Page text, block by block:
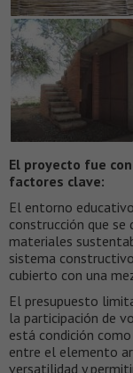
El proyecto fue
factores clave:
El entorno
construcción que se
materiales
sistema
cubierto con una
El presupuesto
la participación de
está condición
entre el elemento
versatilidad y